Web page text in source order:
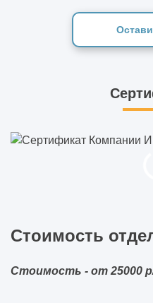
Стоимость
Стоимость - от 25000